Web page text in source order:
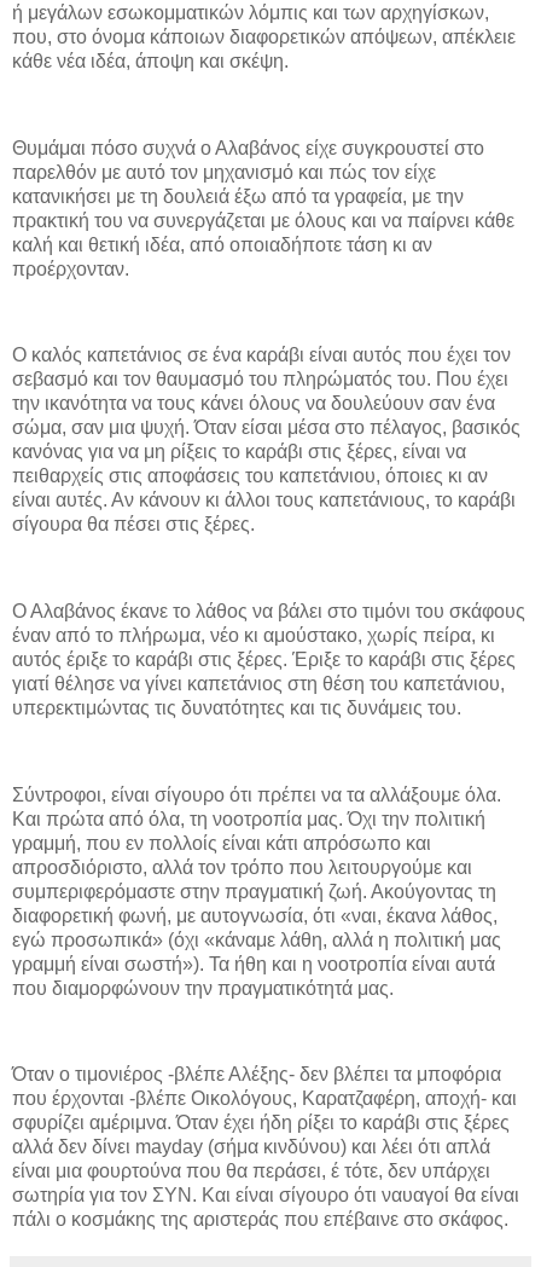
ή μεγάλων εσωκομματικών λόμπις και των αρχηγίσκων,
που, στο όνομα κάποιων διαφορετικών απόψεων, απέκλειε
κάθε νέα ιδέα, άποψη και σκέψη.
Θυμάμαι πόσο συχνά ο Αλαβάνος είχε συγκρουστεί στο
παρελθόν με αυτό τον μηχανισμό και πώς τον είχε
κατανικήσει με τη δουλειά έξω από τα γραφεία, με την
πρακτική του να συνεργάζεται με όλους και να παίρνει κάθε
καλή και θετική ιδέα, από οποιαδήποτε τάση κι αν
προέρχονταν.
Ο καλός καπετάνιος σε ένα καράβι είναι αυτός που έχει τον
σεβασμό και τον θαυμασμό του πληρώματός του. Που έχει
την ικανότητα να τους κάνει όλους να δουλεύουν σαν ένα
σώμα, σαν μια ψυχή. Όταν είσαι μέσα στο πέλαγος, βασικός
κανόνας για να μη ρίξεις το καράβι στις ξέρες, είναι να
πειθαρχείς στις αποφάσεις του καπετάνιου, όποιες κι αν
είναι αυτές. Αν κάνουν κι άλλοι τους καπετάνιους, το καράβι
σίγουρα θα πέσει στις ξέρες.
Ο Αλαβάνος έκανε το λάθος να βάλει στο τιμόνι του σκάφους
έναν από το πλήρωμα, νέο κι αμούστακο, χωρίς πείρα, κι
αυτός έριξε το καράβι στις ξέρες. Έριξε το καράβι στις ξέρες
γιατί θέλησε να γίνει καπετάνιος στη θέση του καπετάνιου,
υπερεκτιμώντας τις δυνατότητες και τις δυνάμεις του.
Σύντροφοι, είναι σίγουρο ότι πρέπει να τα αλλάξουμε όλα.
Και πρώτα από όλα, τη νοοτροπία μας. Όχι την πολιτική
γραμμή, που εν πολλοίς είναι κάτι απρόσωπο και
απροσδιόριστο, αλλά τον τρόπο που λειτουργούμε και
συμπεριφερόμαστε στην πραγματική ζωή. Ακούγοντας τη
διαφορετική φωνή, με αυτογνωσία, ότι «ναι, έκανα λάθος,
εγώ προσωπικά» (όχι «κάναμε λάθη, αλλά η πολιτική μας
γραμμή είναι σωστή»). Τα ήθη και η νοοτροπία είναι αυτά
που διαμορφώνουν την πραγματικότητά μας.
Όταν ο τιμονιέρος -βλέπε Αλέξης- δεν βλέπει τα μποφόρια
που έρχονται -βλέπε Οικολόγους, Καρατζαφέρη, αποχή- και
σφυρίζει αμέριμνα. Όταν έχει ήδη ρίξει το καράβι στις ξέρες
αλλά δεν δίνει mayday (σήμα κινδύνου) και λέει ότι απλά
είναι μια φουρτούνα που θα περάσει, έ τότε, δεν υπάρχει
σωτηρία για τον ΣΥΝ. Και είναι σίγουρο ότι ναυαγοί θα είναι
πάλι ο κοσμάκης της αριστεράς που επέβαινε στο σκάφος.